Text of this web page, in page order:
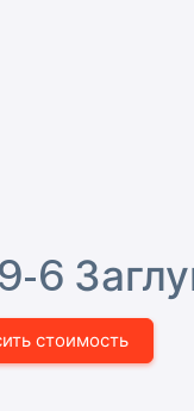
6
стоимость